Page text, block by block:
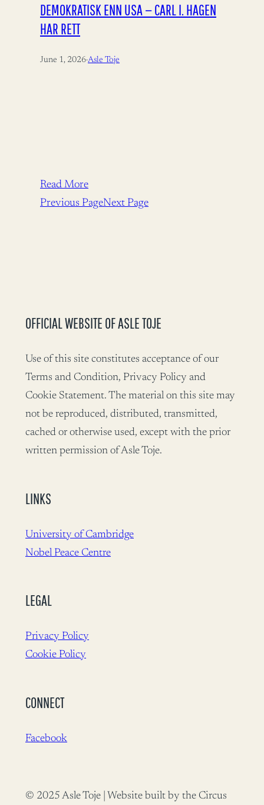
DEMOKRATISK ENN USA — CARL I. HAGEN
HAR RETT
June 1, 2026·Asle Toje
Read More
Previous PageNext Page
OFFICIAL WEBSITE OF ASLE TOJE
Use of this site constitutes acceptance of our
Terms and Condition, Privacy Policy and
Cookie Statement. The material on this site may
not be reproduced, distributed, transmitted,
cached or otherwise used, except with the prior
written permission of Asle Toje.
LINKS
University of Cambridge
Nobel Peace Centre
LEGAL
Privacy Policy
Cookie Policy
CONNECT
Facebook
© 2025 Asle Toje | Website built by the Circus